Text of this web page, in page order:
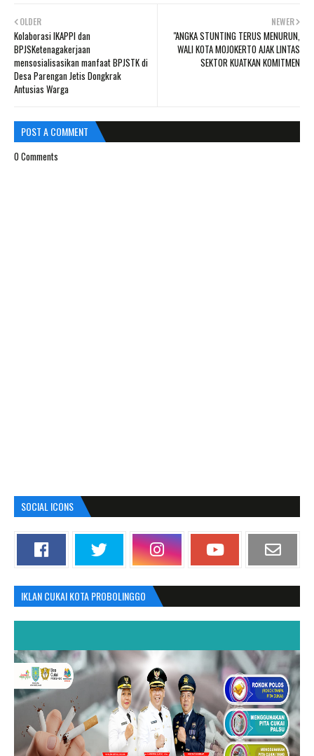
NEWER
"ANGKA STUNTING TERUS MENURUN,
WALI KOTA MOJOKERTO AJAK LINTAS
SEKTOR KUATKAN KOMITMEN
OLDER
Kolaborasi IKAPPI dan
BPJSKetenagakerjaan
mensosialisasikan manfaat BPJSTK di
Desa Parengan Jetis Dongkrak
Antusias Warga
POST A COMMENT
0 Comments
SOCIAL ICONS
IKLAN CUKAI KOTA PROBOLINGGO